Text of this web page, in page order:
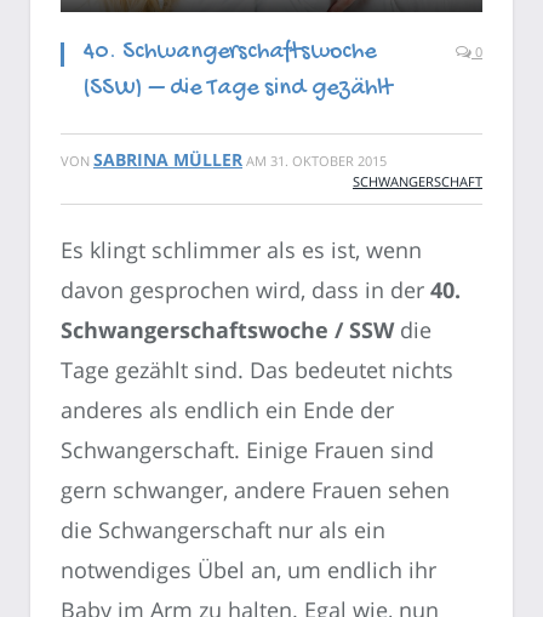
40. Schwangerschaftswoche
(SSW) – die Tage sind gezählt
0
VON SABRINA MÜLLER AM 31. OKTOBER 2015
SCHWANGERSCHAFT
Es klingt schlimmer als es ist, wenn
davon gesprochen wird, dass in der 40.
Schwangerschaftswoche / SSWdie
Tage gezählt sind. Das bedeutet nichts
anderes als endlich ein Ende der
Schwangerschaft. Einige Frauen sind
gern schwanger, andere Frauen sehen
die Schwangerschaft nur als ein
notwendiges Übel an, um endlich ihr
Baby im Arm zu halten. Egal wie, nun